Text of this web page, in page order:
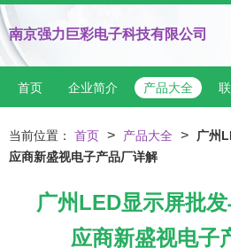
南京强力巨彩电子科技有限公司
首页 企业简介 产品大全
当前位置： 首页 > 产品大全 >
广州
应商新盛视电子产品厂详解
广州LED显示屏批
应商新盛视电子